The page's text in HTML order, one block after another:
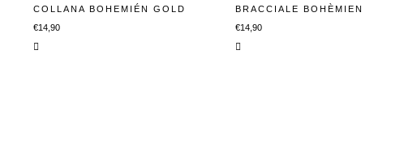
COLLANA BOHEMIÉN GOLD
€14,90
BRACCIALE BOHÈMIEN
€14,90